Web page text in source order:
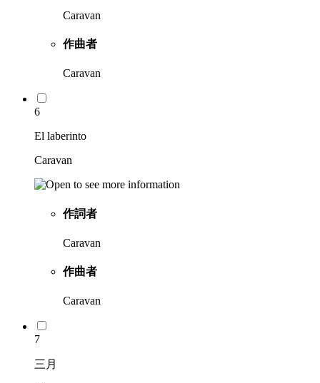
Caravan
作曲者
Caravan
6
El laberinto
Caravan
作詞者
Caravan
作曲者
Caravan
7
三月